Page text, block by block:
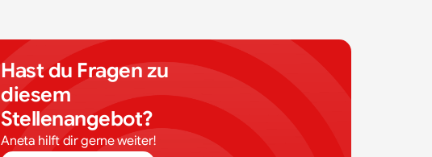
Hast du Fragen zu
diesem
Stellenangebot?
Aneta hilft dir gerne weiter!